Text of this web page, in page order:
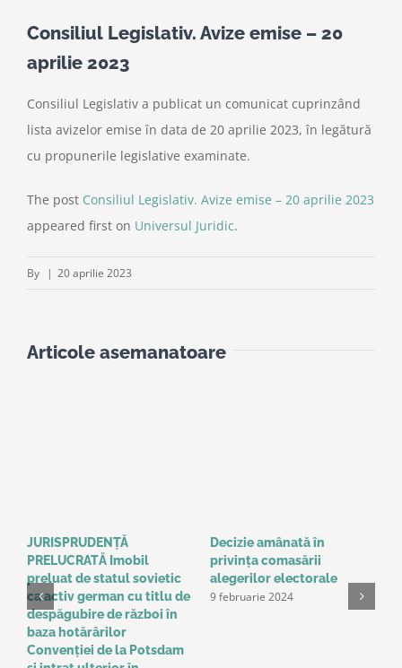
Consiliul Legislativ. Avize emise – 20
aprilie 2023
Consiliul Legislativ a publicat un comunicat cuprinzând
lista avizelor emise în data de 20 aprilie 2023, în legătură
cu propunerile legislative examinate.
The post Consiliul Legislativ. Avize emise – 20 aprilie 2023
appeared first on Universul Juridic.
By | 20 aprilie 2023
Articole asemanatoare
JURISPRUDENȚĂ
PRELUCRATĂ Imobil
preluat de statul sovietic
ca activ german cu titlu de
despăgubire de război în
baza hotărârilor
Convenţiei de la Potsdam
Decizie amânată în
privinţa comasării
alegerilor electorale
9 februarie 2024